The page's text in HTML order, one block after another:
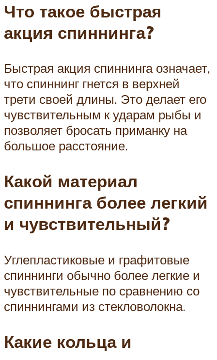
Что такое быстрая
акция спиннинга?
Быстрая акция спиннинга означает,
что спиннинг гнется в верхней
трети своей длины. Это делает его
чувствительным к ударам рыбы и
позволяет бросать приманку на
большое расстояние.
Какой материал
спиннинга более легкий
и чувствительный?
Углепластиковые и графитовые
спиннинги обычно более легкие и
чувствительные по сравнению со
спиннингами из стекловолокна.
Какие кольца и